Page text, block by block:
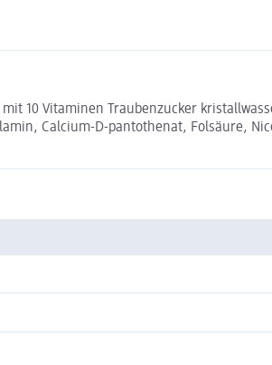
10 Vitaminen Traubenzucker
Calcium-D-pantothenat, Folsäure,